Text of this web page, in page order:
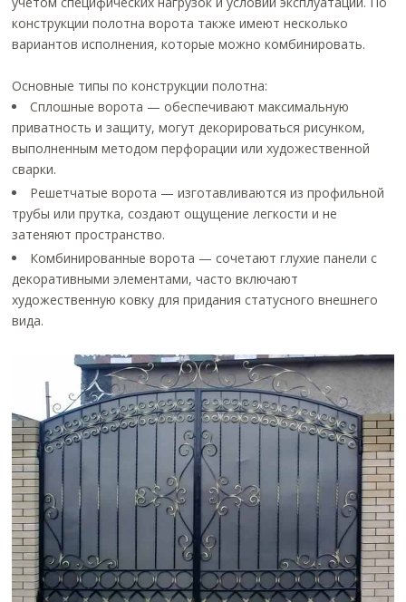
конструкции полотна ворота также имеют несколько
вариантов исполнения, которые можно комбинировать.
Основные типы по конструкции полотна:
Сплошные ворота — обеспечивают максимальную
приватность и защиту, могут декорироваться рисунком,
выполненным методом перфорации или художественной
сварки.
Решетчатые ворота — изготавливаются из профильной
трубы или прутка, создают ощущение легкости и не
затеняют пространство.
Комбинированные ворота — сочетают глухие панели с
декоративными элементами, часто включают
художественную ковку для придания статусного внешнего
вида.